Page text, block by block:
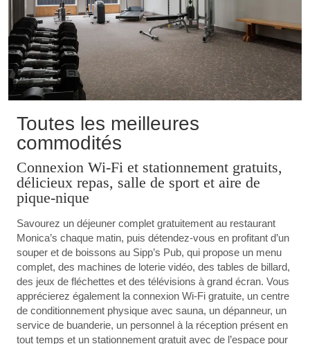
Toutes les meilleures
commodités
Connexion Wi-Fi et stationnement gratuits,
délicieux repas, salle de sport et aire de
pique-nique
Savourez un déjeuner complet gratuitement au restaurant
Monica’s chaque matin, puis détendez-vous en profitant d’un
souper et de boissons au Sipp’s Pub, qui propose un menu
complet, des machines de loterie vidéo, des tables de billard,
des jeux de fléchettes et des télévisions à grand écran. Vous
apprécierez également la connexion Wi-Fi gratuite, un centre
de conditionnement physique avec sauna, un dépanneur, un
service de buanderie, un personnel à la réception présent en
tout temps et un stationnement gratuit avec de l’espace pour